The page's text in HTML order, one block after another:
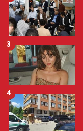
3
4